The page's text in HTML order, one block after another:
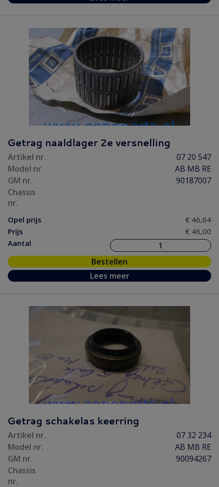
Getrag naaldlager 2e versnelling
Artikel nr.
07 20 547
Model nr.
AB MB RE
GM nr.
90187007
Chassis
nr.
Opel prijs
€ 46,64
Prijs
€ 46,00
Aantal
Bestellen
Lees meer
Getrag schakelas keerring
Artikel nr.
07 32 234
Model nr.
AB MB RE
GM nr.
90094267
Chassis
nr.